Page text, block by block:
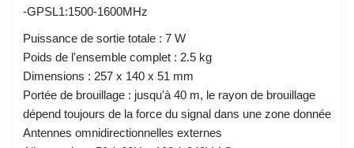
-GPSL1:1500-1600MHz
Puissance de sortie totale : 7 W
Poids de l'ensemble complet : 2.5 kg
Dimensions : 257 x 140 x 51 mm
Portée de brouillage : jusqu'à 40 m, le rayon de brouillage
dépend toujours de la force du signal dans une zone donnée
Antennes omnidirectionnelles externes